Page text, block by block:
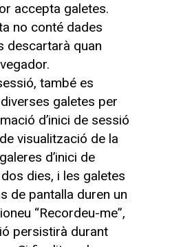
accepta galetes.
no conté dades
descartarà quan
també es
galetes per
d’inici de sessió
visualització de la
d’inici de
dies, i les galetes
de pantalla duren un
“Recordeu-me”,
persistirà durant